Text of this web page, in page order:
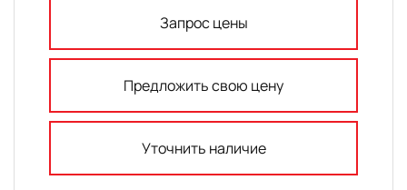
Запрос цены
Предложить свою цену
Уточнить наличие